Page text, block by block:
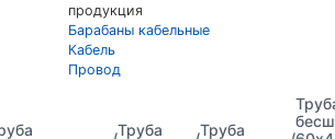
продукция
Барабаны кабельные
Кабель
Провод
Труба
Труба